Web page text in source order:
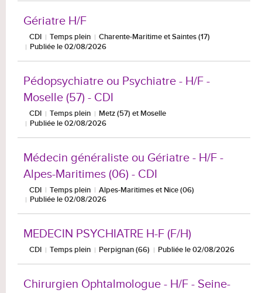
Gériatre H/F
CDI Temps plein
Charente-Maritime et Saintes (17)
Publiée le 02/08/2026
Pédopsychiatre ou Psychiatre - H/F -
Moselle (57) - CDI
CDI Temps plein
Metz (57) et Moselle
Publiée le 02/08/2026
Médecin généraliste ou Gériatre - H/F -
Alpes-Maritimes (06) - CDI
CDI Temps plein
Alpes-Maritimes et Nice (06)
Publiée le 02/08/2026
MEDECIN PSYCHIATRE H-F (F/H)
CDI Temps plein Perpignan (66) Publiée le 02/08/2026
Chirurgien Ophtalmologue - H/F - Seine-